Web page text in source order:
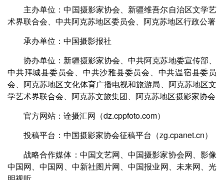
主办单位：中国摄影家协会、新疆维吾尔自治区文学艺
术界联合会、中共阿克苏地区委员会、阿克苏地区行政公署
承办单位：中国摄影报社
协办单位：新疆摄影家协会、中共阿克苏地委宣传部、
中共拜城县委员会、中共沙雅县委员会、中共温宿县委员
会、阿克苏地区文化体育广播电视和旅游局、阿克苏地区文
学艺术界联合会、阿克苏文旅集团、阿克苏地区摄影家协会
官方网站：诠摄汇网（dz.cppfoto.com）
投稿平台：中国摄影家协会征稿平台（zg.cpanet.cn）
战略合作媒体：中国文艺网、中国摄影家协会网、影像
中国网、中国网、中新社图片网、中国报业网、未来网、光